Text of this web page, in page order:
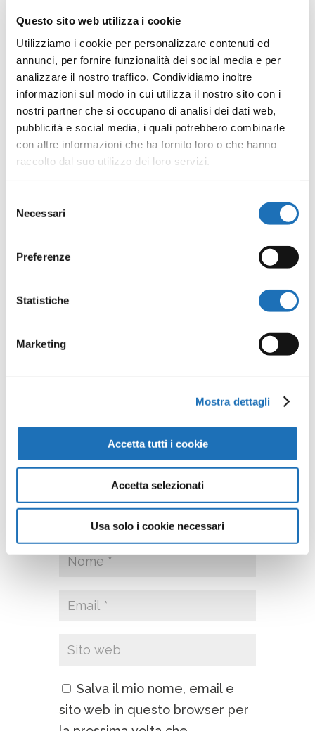
Questo sito web utilizza i cookie
Utilizziamo i cookie per personalizzare contenuti ed
annunci, per fornire funzionalità dei social media e per
analizzare il nostro traffico. Condividiamo inoltre
informazioni sul modo in cui utilizza il nostro sito con i
nostri partner che si occupano di analisi dei dati web,
pubblicità e social media, i quali potrebbero combinarle
con altre informazioni che ha fornito loro o che hanno
raccolto dal suo utilizzo dei loro servizi.
delNecessari
Preferenze
Statistiche
Marketing
Mostra dettagli
Accetta tutti i cookie
Accetta selezionati
Usa solo i cookie necessari
ORA
16:30 - 18:30
CATEGORIA
Attività per bambini
Attività per ragazzi
Giochi da tavolo
Il tuo indirizzo email non sarà
Salva il mio nome, email e
sito web in questo browser per